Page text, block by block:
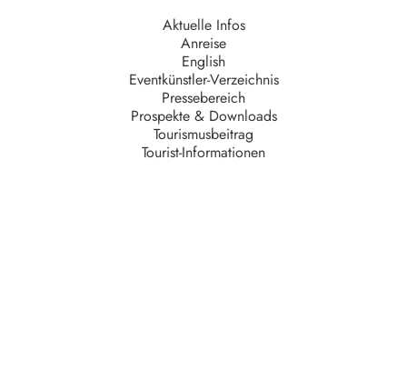
Aktuelle Infos
Anreise
English
Eventkünstler-Verzeichnis
Pressebereich
Prospekte & Downloads
Tourismusbeitrag
Tourist-Informationen